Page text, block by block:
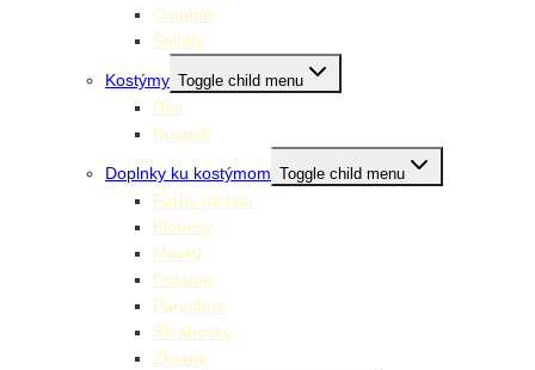
Ostatné
Špirály
Kostýmy Toggle child menu
Deti
Dospelí
Doplnky ku kostýmom Toggle child menu
Farby na tvár
Klobúky
Masky
Ostatné
Parochne
Škrabošky
Zbrane